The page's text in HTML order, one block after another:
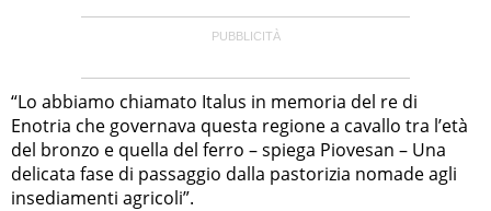
“Lo abbiamo chiamato Italus in memoria del re di
Enotria che governava questa regione a cavallo tra l’età
del bronzo e quella del ferro – spiega Piovesan – Una
delicata fase di passaggio dalla pastorizia nomade agli
insediamenti agricoli”.